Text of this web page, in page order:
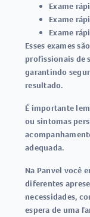
Exame
Exame
Exame
Esses exames
profissionais de
garantindo
resultado.
É importante
ou sintomas
adequada.
Na Panvel você
diferentes
necessidades,
espera de uma